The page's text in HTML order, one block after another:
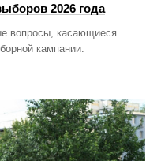
2026 года
вопросы, касающиеся
кампании.